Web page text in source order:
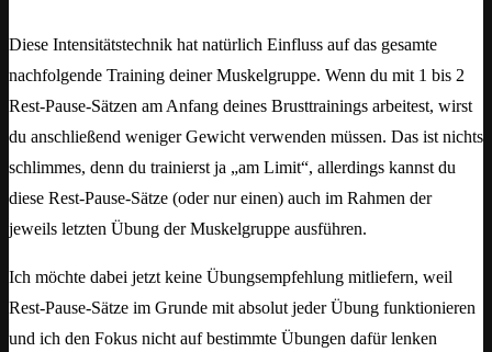
Diese Intensitätstechnik hat natürlich Einfluss auf das gesamte
nachfolgende Training deiner Muskelgruppe. Wenn du mit 1 bis 2
Rest-Pause-Sätzen am Anfang deines Brusttrainings arbeitest, wirst
du anschließend weniger Gewicht verwenden müssen. Das ist nichts
schlimmes, denn du trainierst ja „am Limit“, allerdings kannst du
diese Rest-Pause-Sätze (oder nur einen) auch im Rahmen der
jeweils letzten Übung der Muskelgruppe ausführen.
Ich möchte dabei jetzt keine Übungsempfehlung mitliefern, weil
Rest-Pause-Sätze im Grunde mit absolut jeder Übung funktionieren
und ich den Fokus nicht auf bestimmte Übungen dafür lenken